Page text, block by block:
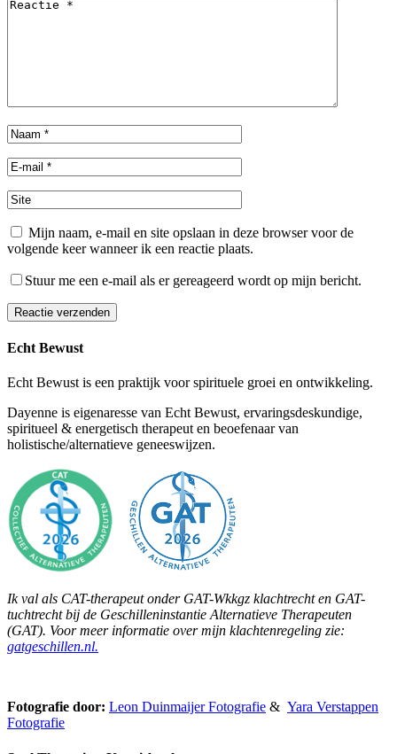
Mijn naam, e-mail en site opslaan in deze browser voor de
volgende keer wanneer ik een reactie plaats.
Stuur me een e-mail als er gereageerd wordt op mijn bericht.
Reactie verzenden
Alternative:
Echt Bewust
Echt Bewust is een praktijk voor spirituele groei en ontwikkeling.
Dayenne is eigenaresse van Echt Bewust, ervaringsdeskundige,
spiritueel & energetisch therapeut en beoefenaar van
holistische/alternatieve geneeswijzen.
Ik val als CAT-therapeut onder GAT-Wkkgz klachtrecht en GAT-
tuchtrecht bij de Geschilleninstantie Alternatieve Therapeuten
(GAT). Voor meer informatie over mijn klachtenregeling zie:
gatgeschillen.nl.
Fotografie door: Leon Duinmaijer Fotografie & Yara Verstappen
Fotografie